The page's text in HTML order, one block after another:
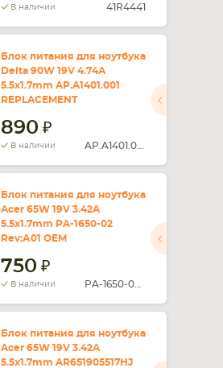
В наличии 41R4441
Блок питания для ноутбука
Delta 90W 19V 4.74A
5.5x1.7mm AP.A1401.001
REPLACEMENT
890
В наличии
Блок питания для ноутбука
Acer 65W 19V 3.42A
5.5x1.7mm PA-1650-02
Rev:А01 OEM
750
В наличии
Блок питания для ноутбука
Acer 65W 19V 3.42A
5.5x1.7mm AR651905517HJ